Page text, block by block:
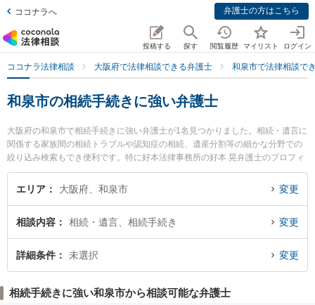
ココナラへ 弁護士の方はこちら
投稿する 探す 閲覧履歴 マイリスト ログイン
ココナラ法律相談 大阪府で法律相談できる弁護士 和泉市で法律相談で
和泉市の相続手続きに強い弁護士
大阪府の和泉市で相続手続きに強い弁護士が1名見つかりました。相続・遺言に
関係する家族間の相続トラブルや認知症の相続、遺産分割等の細かな分野での
絞り込み検索もでき便利です。特に好本法律事務所の好本 晃弁護士のプロフィ
ール情報や弁護士費用、強みなどが注目されています。『和泉市で土日や夜間
に発生した相続手続きのトラブルを今すぐに弁護士に相談したい』『相続手続
りの相談者さんにおすすめです。
エリア 大阪府、和泉市 変更
相談内容 相続・遺言、相続手続き 変更
詳細条件 未選択 変更
相続手続きに強い和泉市から相談可能な弁護士